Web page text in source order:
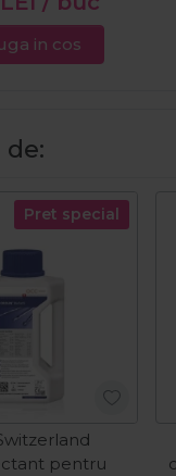
in cos
Pret special
pentru